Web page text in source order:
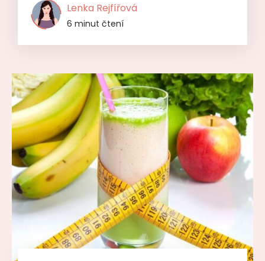
Lenka Rejfířová
6 minut čtení